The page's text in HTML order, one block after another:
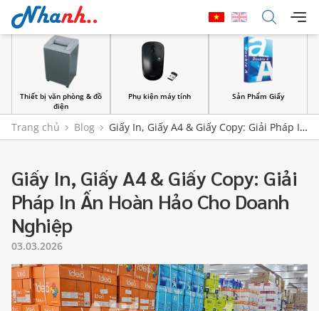
Thiết bị văn phòng & đồ
điện
Phụ kiện máy tính Sản Phẩm Giấy
Trang chủ Blog
Giấy In, Giấy A4 & Giấy Copy: Giải Pháp In
Ấn Hoàn Hảo Cho Doanh Nghiệp
Giấy In, Giấy A4 & Giấy Copy: Giải
Pháp In Ấn Hoàn Hảo Cho Doanh
Nghiệp
03.03.2026